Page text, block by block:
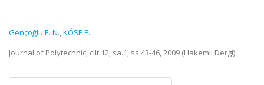
Gençoğlu E. N.,KÖSE E.
Journal of Polytechnic, cilt.12, sa.1, ss.43-46, 2009 (Hakemli Dergi)